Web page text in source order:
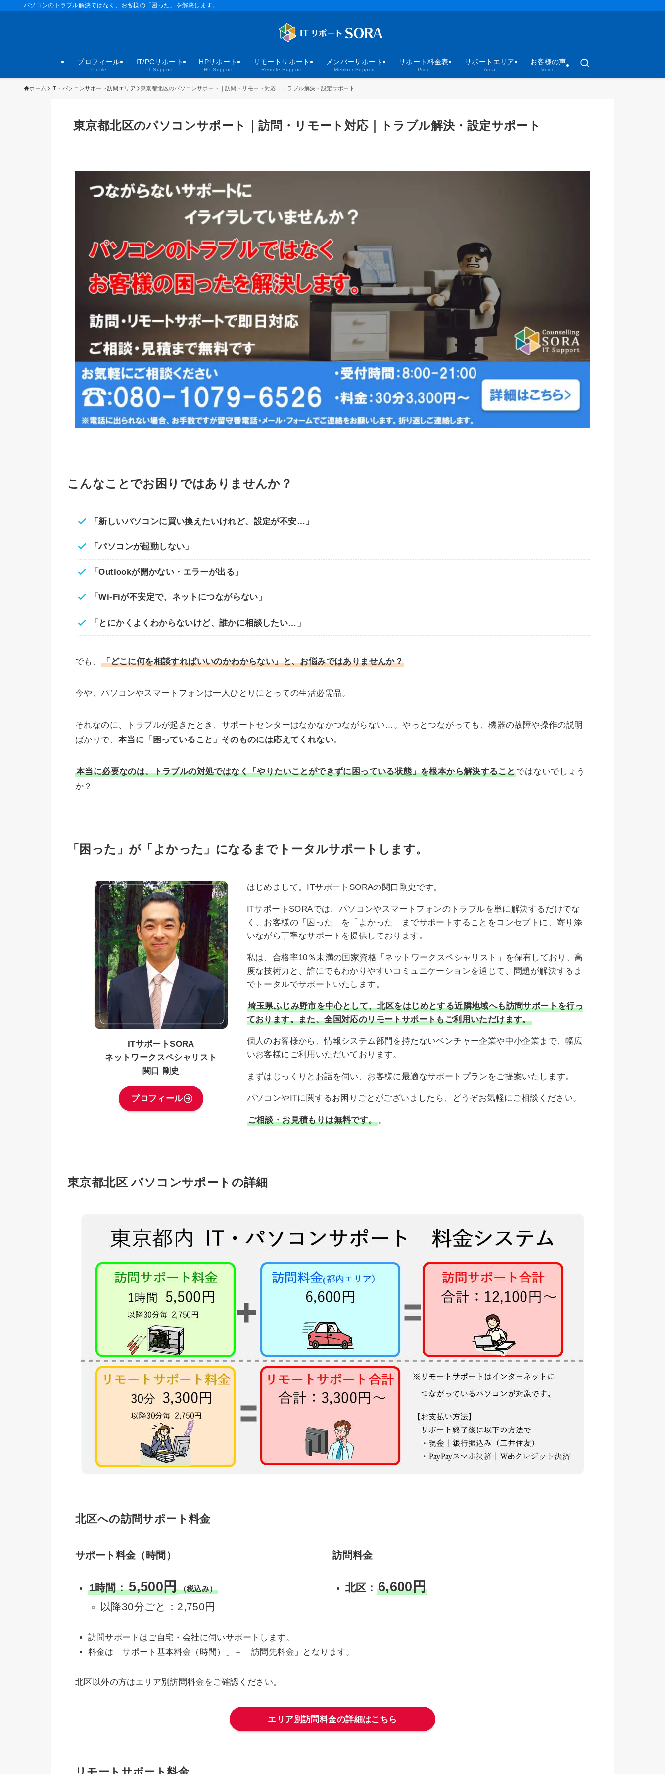
パソコンのトラブル解決ではなく、お客様の「困った」を解決します。
プロフィール
Profile
IT/PCサポート
IT Support
HPサポート
HP Support
リモートサポート
Remote Support
メンバーサポート
Member Support
サポート料金表
Price
サポートエリア
Area
お客様の声
Voice
ホーム IT・パソコンサポート訪問エリア 東京都北区のパソコンサポート｜訪問・リモート対応｜トラブル解決・設定サポート
東京都北区のパソコンサポート｜訪問・リモート対応｜トラブル解決・設定サポート
こんなことでお困りではありませんか？
「新しいパソコンに買い換えたいけれど、設定が不安…」
「パソコンが起動しない」
「Outlookが開かない・エラーが出る」
「Wi-Fiが不安定で、ネットにつながらない」
「とにかくよくわからないけど、誰かに相談したい…」
でも、「どこに何を相談すればいいのかわからない」と、お悩みではありませんか？
今や、パソコンやスマートフォンは一人ひとりにとっての生活必需品。
それなのに、トラブルが起きたとき、サポートセンターはなかなかつながらない…。やっとつながっても、機器の故障や操作の説明
ばかりで、 本当に「困っていること」そのものには応えてくれない。
本当に必要なのは、トラブルの対処ではなく「やりたいことができずに困っている状態」を根本から解決することではないでしょう
か？
「困った」が「よかった」になるまでトータルサポートします。
ITサポートSORA
ネットワークスペシャリスト
関口 剛史
プロフィール
はじめまして。ITサポートSORAの関口剛史です。
ITサポートSORAでは、パソコンやスマートフォンのトラブルを単に解決するだけでな
く、お客様の「困った」を「よかった」までサポートすることをコンセプトに、寄り添
いながら丁寧なサポートを提供しております。
私は、合格率10％未満の国家資格「ネットワークスペシャリスト」を保有しており、高
度な技術力と、誰にでもわかりやすいコミュニケーションを通じて、問題が解決するま
でトータルでサポートいたします。
埼玉県ふじみ野市を中心として、北区をはじめとする近隣地域へも訪問サポートを行っ
ております。また、全国対応のリモートサポートもご利用いただけます。
個人のお客様から、情報システム部門を持たないベンチャー企業や中小企業まで、幅広
いお客様にご利用いただいております。
まずはじっくりとお話を伺い、お客様に最適なサポートプランをご提案いたします。
パソコンやITに関するお困りごとがございましたら、どうぞお気軽にご相談ください。
ご相談・お見積もりは無料です。。
東京都北区 パソコンサポートの詳細
北区への訪問サポート料金
サポート料金（時間）
1時間：5,500円 （税込み）
以降30分ごと：2,750円
訪問料金
北区： 6,600円
訪問サポートはご自宅・会社に伺いサポートします。
料金は「サポート基本料金（時間）」＋「訪問先料金」となります。
北区以外の方はエリア別訪問料金をご確認ください。
エリア別訪問料金の詳細はこちら